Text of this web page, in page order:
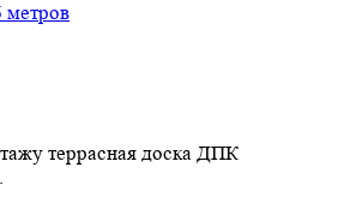
метров
террасная доска ДПК